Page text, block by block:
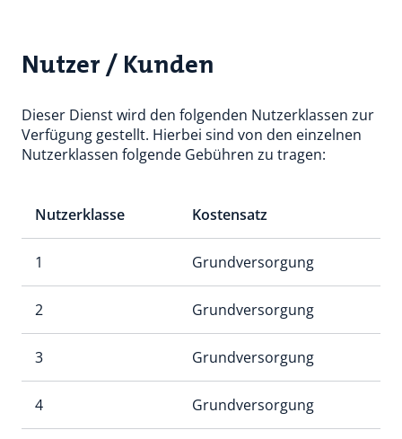
Nutzer / Kunden
Dieser Dienst wird den folgenden Nutzerklassen zur
Verfügung gestellt. Hierbei sind von den einzelnen
Nutzerklassen folgende Gebühren zu tragen:
Nutzerklasse Kostensatz
1 Grundversorgung
2 Grundversorgung
3 Grundversorgung
4 Grundversorgung